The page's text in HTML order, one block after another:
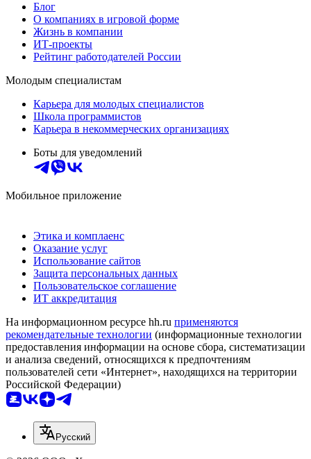
Блог
О компаниях в игровой форме
Жизнь в компании
ИТ-проекты
Рейтинг работодателей России
Молодым специалистам
Карьера для молодых специалистов
Школа программистов
Карьера в некоммерческих организациях
Боты для уведомлений
Мобильное приложение
Этика и комплаенс
Оказание услуг
Использование сайтов
Защита персональных данных
Пользовательское соглашение
ИТ аккредитация
На информационном ресурсе hh.ru применяются
рекомендательные технологии (информационные технологии
предоставления информации на основе сбора, систематизации
и анализа сведений, относящихся к предпочтениям
пользователей сети «Интернет», находящихся на территории
Российской Федерации)
Русский